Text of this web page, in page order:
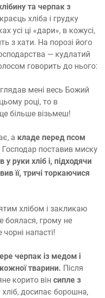
та черпак з
хліба і грудку
усі ці «дари», в кожусі,
з хати. На порозі його
— кудлатий
говорить до нього:
мені весь Божий
році, то в
більше візьмеш!
а кладе перед псом
Господар поставив миску
у руки хліб і, підходячи
її, тричі торкаючися
хлібом і закликаю
боялася, грому не
напасті!
черпак із медом і
тварини. Після
корито він сипле з
досипає борошна,